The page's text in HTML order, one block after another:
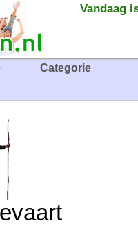
Vandaag
Categorie